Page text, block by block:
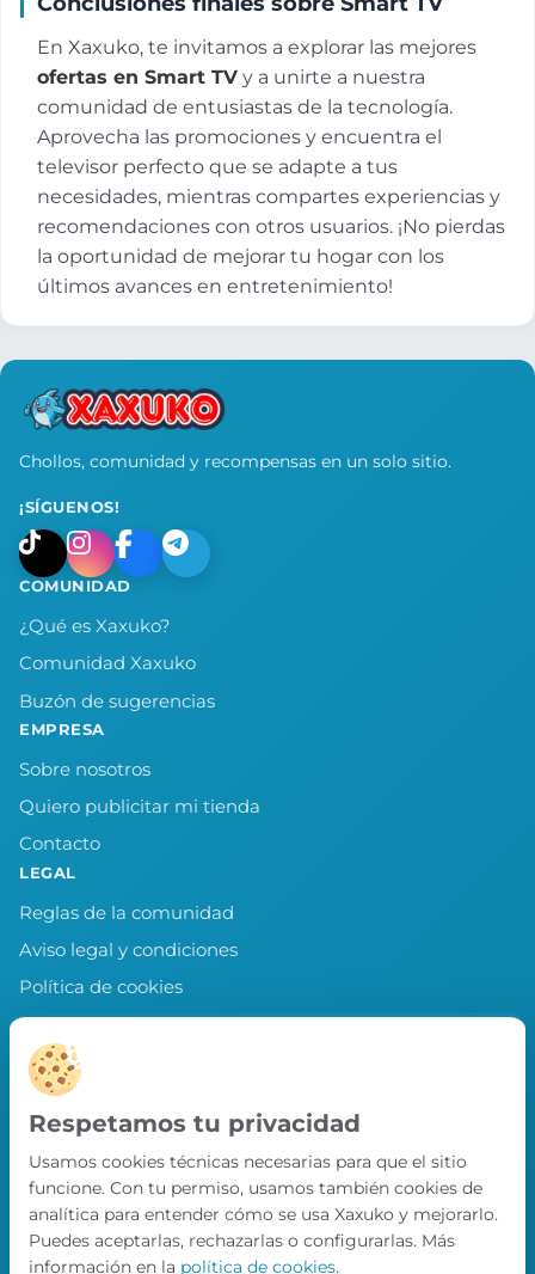
En Xaxuko, te invitamos a explorar las mejores
ofertas en Smart TV y a unirte a nuestra
comunidad de entusiastas de la tecnología.
Aprovecha las promociones y encuentra el
televisor perfecto que se adapte a tus
necesidades, mientras compartes experiencias y
recomendaciones con otros usuarios. ¡No pierdas
la oportunidad de mejorar tu hogar con los
últimos avances en entretenimiento!
Chollos, comunidad y recompensas en un solo sitio.
¡SÍGUENOS!
COMUNIDAD
¿Qué es Xaxuko?
Comunidad Xaxuko
Buzón de sugerencias
EMPRESA
Sobre nosotros
Quiero publicitar mi tienda
Contacto
LEGAL
Reglas de la comunidad
Aviso legal y condiciones
Política de cookies
Política de privacidad
Preferencias de cookies
LLEVA XAXUKO CONTIGO
Chollos, misiones y recompensas desde
nuestra APP.
PRÓXIMAMENTE EN
App Store
Respetamos tu privacidad
Usamos cookies técnicas necesarias para que el sitio
funcione. Con tu permiso, usamos también cookies de
analítica para entender cómo se usa Xaxuko y mejorarlo.
Puedes aceptarlas, rechazarlas o configurarlas. Más
información en la política de cookies.